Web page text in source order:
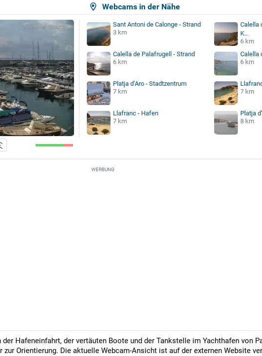
Webcams in der Nähe
Sant Antoni de Calonge - Strand
3 km
Calella
K...
6 km
Calella de Palafrugell - Strand
6 km
Calella
6 km
Platja d’Aro - Stadtzentrum
7 km
7 km
Llafranc - Hafen
7 km
Platja
8 km
WERBUNG
der Hafeneinfahrt, der vertäuten Boote und der Tankstelle im Yachthafen von
zur Orientierung. Die aktuelle Webcam-Ansicht ist auf der externen Website